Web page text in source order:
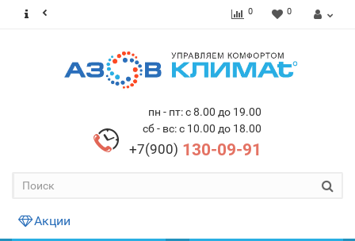
0 0
пн - пт: с 8.00 до 19.00
сб - вс: с 10.00 до 18.00
+7(900) 130-09-91
Акции